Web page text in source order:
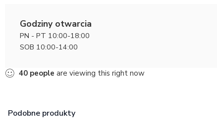
Godziny otwarcia
PN - PT 10:00-18:00
SOB 10:00-14:00
40 people are viewing this right now
Podobne produkty